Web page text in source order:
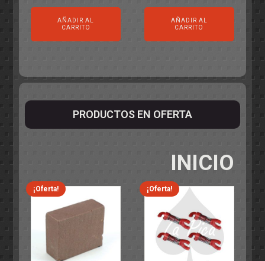
AÑADIR AL
CARRITO
AÑADIR AL
CARRITO
PRODUCTOS EN OFERTA
INICIO
¡Oferta! ¡Oferta!